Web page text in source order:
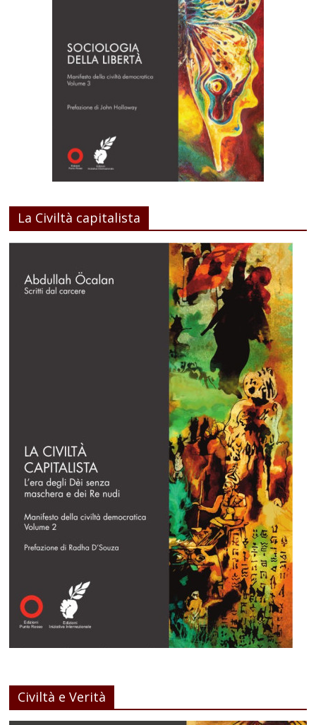
La Civiltà capitalista
Civiltà e Verità